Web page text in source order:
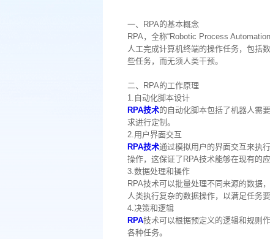
一、RPA的基本概念
RPA，全称“Robotic Process
人工完成计算机终端的操作任务，包括
些任务，而无须人类干预。
二、RPA的工作原理
1.自动化脚本设计
RPA技术的自动化脚本包括了机器人需
求进行定制。
2.用户界面交互
RPA技术通过模拟用户的界面交互来执
操作，这保证了RPA技术能够在现有的
3.数据处理和操作
RPA技术可以批量处理不同来源的数据
人类执行复杂的数据操作，以满足任务要
4.决策和逻辑
RPA技术可以根据预定义的逻辑和规则
各种任务。